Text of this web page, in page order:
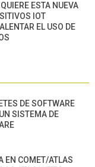
ESTA NUEVA
IOT
EL USO DE
DE SOFTWARE
SISTEMA DE
EN COMET/ATLAS